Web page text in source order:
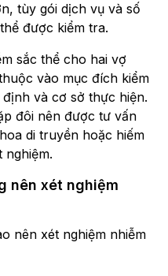
tùy gói dịch vụ và số
được kiểm tra.
sắc thể cho hai vợ
vào mục đích kiểm
và cơ sở thực hiện.
đôi nên được tư vấn
di truyền hoặc hiếm
nghiệm.
nên xét nghiệm
nên xét nghiệm nhiễm